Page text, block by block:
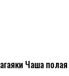
Чаша